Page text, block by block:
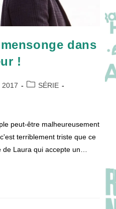
dans
!
2017
PostSÉRIE
peut-être malheureusement
terriblement triste que ce
de Laura qui accepte un…